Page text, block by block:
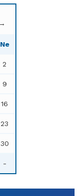
→
Ne
2
9
16
23
30
-